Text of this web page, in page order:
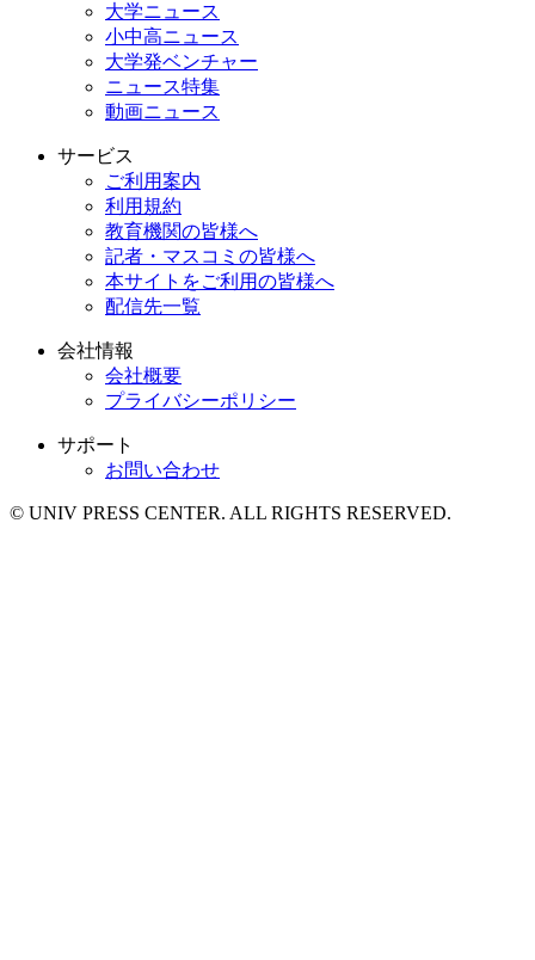
大学ニュース
小中高ニュース
大学発ベンチャー
ニュース特集
動画ニュース
サービス
ご利用案内
利用規約
教育機関の皆様へ
記者・マスコミの皆様へ
本サイトをご利用の皆様へ
配信先一覧
会社情報
会社概要
プライバシーポリシー
サポート
お問い合わせ
© UNIV PRESS CENTER. ALL RIGHTS RESERVED.